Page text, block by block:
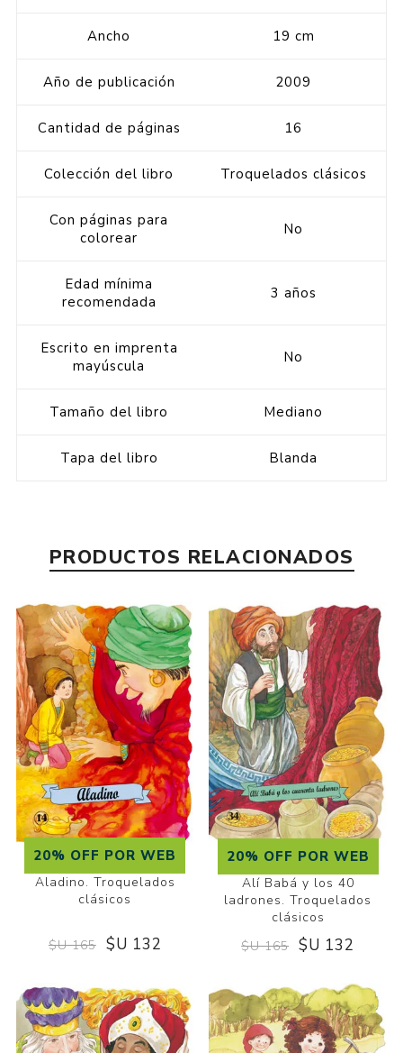
Ancho 19 cm
Año de publicación 2009
Cantidad de páginas 16
Colección del libro Troquelados clásicos
Con páginas para
colorear
No
Edad mínima
recomendada
3 años
Escrito en imprenta
mayúscula
No
Tamaño del libro Mediano
Tapa del libro Blanda
PRODUCTOS RELACIONADOS
20% OFF POR WEB
Aladino. Troquelados
clásicos
$U 165 $U 132
20% OFF POR WEB
Alí Babá y los 40
ladrones. Troquelados
clásicos
$U 165 $U 132